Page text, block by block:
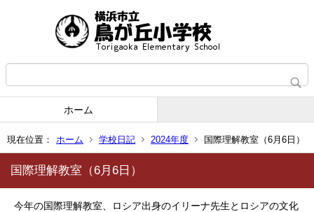
ホーム
現在位置： ホーム 学校日記 2024年度 国際理解教室（6月6日）
国際理解教室（6月6日）
今年の国際理解教室、ロシア出身のイリーナ先生とロシアの文化